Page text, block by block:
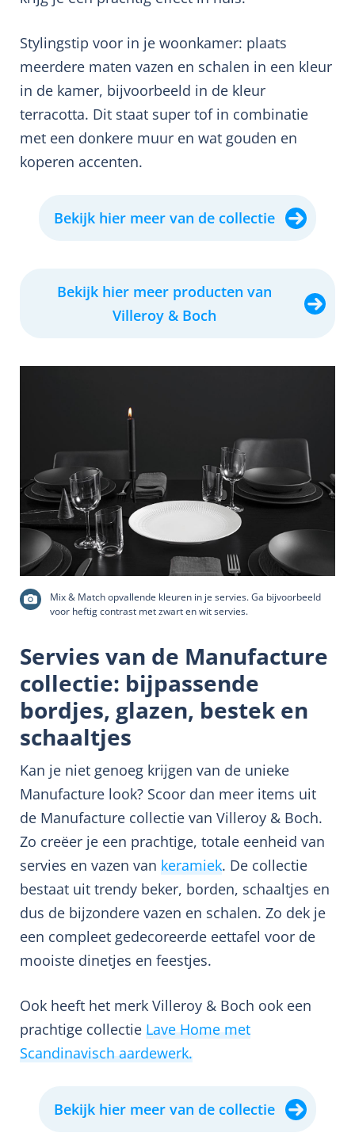
Stylingstip voor in je woonkamer: plaats
meerdere maten vazen en schalen in een kleur
in de kamer, bijvoorbeeld in de kleur
terracotta. Dit staat super tof in combinatie
met een donkere muur en wat gouden en
koperen accenten.
Bekijk hier meer van de collectie
Bekijk hier meer producten van
Villeroy & Boch
Mix & Match opvallende kleuren in je servies. Ga bijvoorbeeld
voor heftig contrast met zwart en wit servies.
Servies van de Manufacture
collectie: bijpassende
bordjes, glazen, bestek en
schaaltjes
Kan je niet genoeg krijgen van de unieke
Manufacture look? Scoor dan meer items uit
de Manufacture collectie van Villeroy & Boch.
Zo creëer je een prachtige, totale eenheid van
servies en vazen van keramiek. De collectie
bestaat uit trendy beker, borden, schaaltjes en
dus de bijzondere vazen en schalen. Zo dek je
een compleet gedecoreerde eettafel voor de
mooiste dinetjes en feestjes.
Ook heeft het merk Villeroy & Boch ook een
prachtige collectie Lave Home met
Scandinavisch aardewerk.
Bekijk hier meer van de collectie